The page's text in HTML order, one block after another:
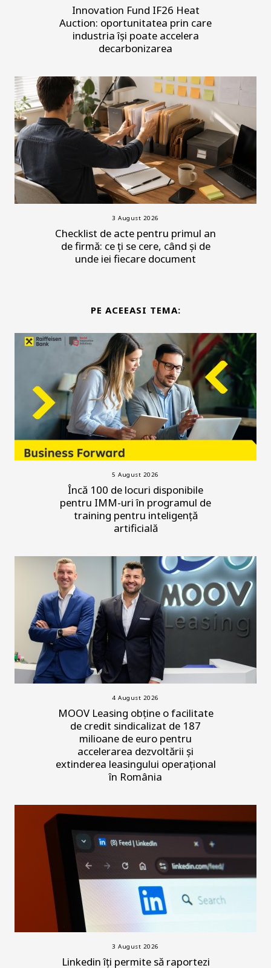
Innovation Fund IF26 Heat
Auction: oportunitatea prin care
industria își poate accelera
decarbonizarea
3 August 2026
Checklist de acte pentru primul an
de firmă: ce ți se cere, când și de
unde iei fiecare document
PE ACEEASI TEMA:
5 August 2026
Încă 100 de locuri disponibile
pentru IMM-uri în programul de
training pentru inteligență
artificială
4 August 2026
MOOV Leasing obține o facilitate
de credit sindicalizat de 187
milioane de euro pentru
accelerarea dezvoltării și
extinderea leasingului operațional
în România
3 August 2026
Linkedin îți permite să raportezi